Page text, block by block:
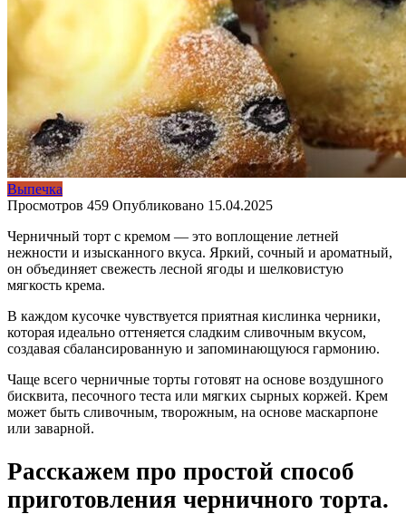
Выпечка
Просмотров 459 Опубликовано 15.04.2025
Черничный торт с кремом — это воплощение летней
нежности и изысканного вкуса. Яркий, сочный и ароматный,
он объединяет свежесть лесной ягоды и шелковистую
мягкость крема.
В каждом кусочке чувствуется приятная кислинка черники,
которая идеально оттеняется сладким сливочным вкусом,
создавая сбалансированную и запоминающуюся гармонию.
Чаще всего черничные торты готовят на основе воздушного
бисквита, песочного теста или мягких сырных коржей. Крем
может быть сливочным, творожным, на основе маскарпоне
или заварной.
Расскажем про простой способ
приготовления черничного торта.